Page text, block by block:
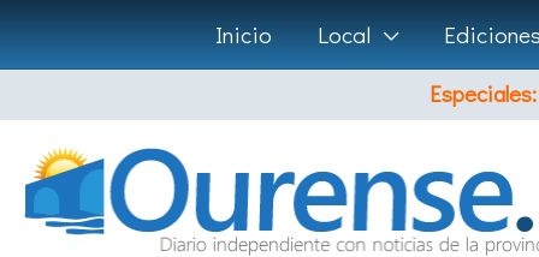
Ir
al
contenido
Inicio Local
Especiales: